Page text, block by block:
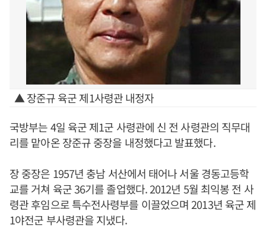
▲ 장준규 육군 제1사령관 내정자
국방부는 4일 육군 제1군 사령관에 신 전 사령관의 직무대
리를 맡아온 장준규 중장을 내정했다고 발표했다.
장 중장은 1957년 충남 서산에서 태어나 서울 경동고등학
교를 거쳐 육군 36기를 졸업했다. 2012년 5월 최익봉 전 사
령관 후임으로 특수전사령부를 이끌었으며 2013년 육군 제
1야전군 부사령관을 지냈다.